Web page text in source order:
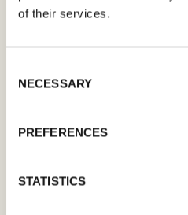
of their services.
Selection
NECESSARY
PREFERENCES
STATISTICS
gäller.
MM
DD